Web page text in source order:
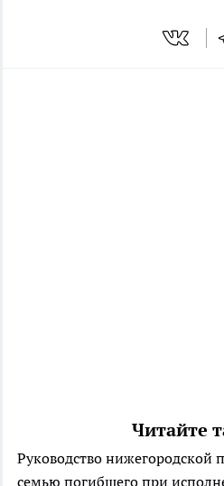
Читайте
Руководство нижегородской
семью погибшего при